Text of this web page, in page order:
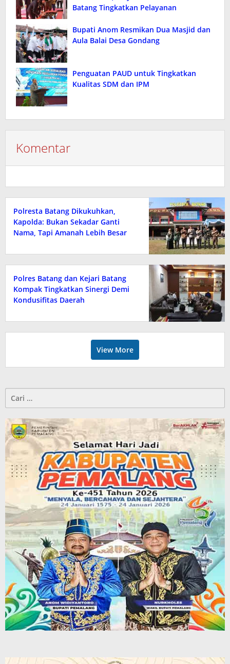
Batang Tingkatkan Pelayanan
Bupati Anom Resmikan Dua Masjid dan
Aula Balai Desa Gondang
Penguatan PAUD untuk Tingkatkan
Kualitas SDM dan IPM
Komentar
Polresta Batang Dikukuhkan,
Kapolda: Bukan Sekadar Ganti
Nama, Tapi Amanah Lebih Besar
Polres Batang dan Kejari Batang
Kompak Tingkatkan Sinergi Demi
Kondusifitas Daerah
View More
untuk: